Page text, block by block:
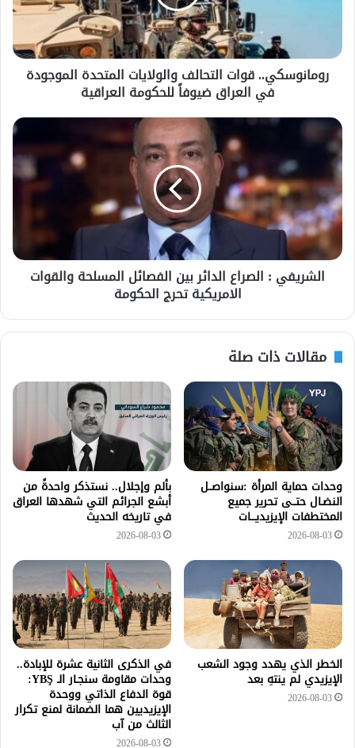
رومانوسكي.. قوات التحالف والولايات المتحدة الموجودة
في العراق ضيوفاً للحكومة العراقية
الشريفي : الصراع الدائر بين الفصائل المسلحة والقوات
الامريكية تحرج الحكومة
مقالات ذات صلة
وحدات حماية المرأة :سنواصــل
النضـال حتــى تحرير جميع
المختطفات الإيزيديـــات
2026-08-03
بألم وإجلال.. نستذكر واحدةً من
أبشع الجرائم التي شهدها العراق
في تاريخه الحديث
2026-08-03
الخطر الذي يهدد وجود الشعب
الإيزيدي لم ينتهِ بعد
2026-08-03
في الذكرى الثانية عشرة للإبادة..
وحدات مقاومة سنجـار الـ YBŞ:
قوة الدفاع الذاتي ووحدة
الإيزيديين هما الضمانة لمنع تكرار
الثالث من آب
2026-08-03